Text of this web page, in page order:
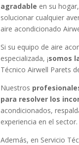
agradable en su
solucionar cualquier
aire acondicionado
Si su equipo de aire
especializada, ¡somos
Técnico Airwell Parets
Nuestros
para resolver los
acondicionados,
experiencia en el sector.
Además, en Servicio